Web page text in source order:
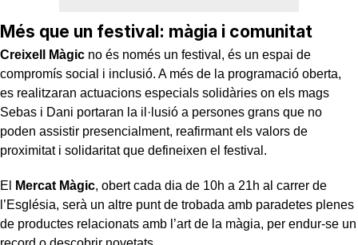
Més que un festival: màgia i comunitat
Creixell Màgic no és només un festival, és un espai de
compromís social i inclusió. A més de la programació oberta,
es realitzaran actuacions especials solidàries on els mags
Sebas i Dani portaran la il·lusió a persones grans que no
poden assistir presencialment, reafirmant els valors de
proximitat i solidaritat que defineixen el festival.
El Mercat Màgic, obert cada dia de 10h a 21h al carrer de
l’Església, serà un altre punt de trobada amb paradetes plenes
de productes relacionats amb l’art de la màgia, per endur-se un